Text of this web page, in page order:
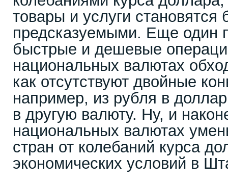
товары и услуги становятся
предсказуемыми. Еще один
быстрые и дешевые
национальных валютах
как отсутствуют двойные
например, из рубля в
в другую валюту. Ну, и
национальных валютах
стран от колебаний курса
экономических условий в